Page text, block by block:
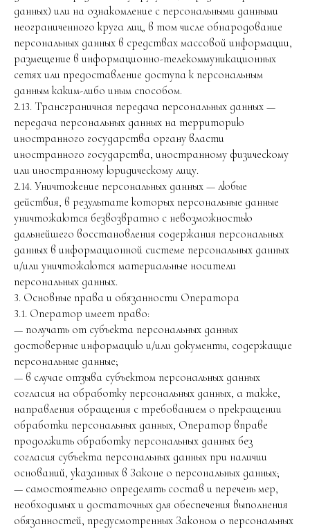
данных) или на ознакомление с персональными данными
неограниченного круга лиц, в том числе обнародование
персональных данных в средствах массовой информации,
размещение в информационно-телекоммуникационных
сетях или предоставление доступа к персональным
данным каким-либо иным способом.
2.13. Трансграничная передача персональных данных —
передача персональных данных на территорию
иностранного государства органу власти
иностранного государства, иностранному физическому
или иностранному юридическому лицу.
2.14. Уничтожение персональных данных — любые
действия, в результате которых персональные данные
уничтожаются безвозвратно с невозможностью
дальнейшего восстановления содержания персональных
данных в информационной системе персональных данных
и/или уничтожаются материальные носители
персональных данных.
3. Основные права и обязанности Оператора
3.1. Оператор имеет право:
— получать от субъекта персональных данных
достоверные информацию и/или документы, содержащие
персональные данные;
— в случае отзыва субъектом персональных данных
согласия на обработку персональных данных, а также,
направления обращения с требованием о прекращении
обработки персональных данных, Оператор вправе
продолжить обработку персональных данных без
согласия субъекта персональных данных при наличии
оснований, указанных в Законе о персональных данных;
— самостоятельно определять состав и перечень мер,
необходимых и достаточных для обеспечения выполнения
обязанностей, предусмотренных Законом о персональных